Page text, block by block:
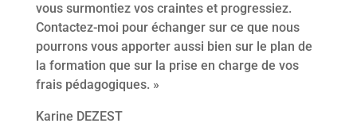
vous surmontiez vos craintes et progressiez.
Contactez-moi pour échanger sur ce que nous
pourrons vous apporter aussi bien sur le plan de
la formation que sur la prise en charge de vos
frais pédagogiques. »
Karine DEZEST